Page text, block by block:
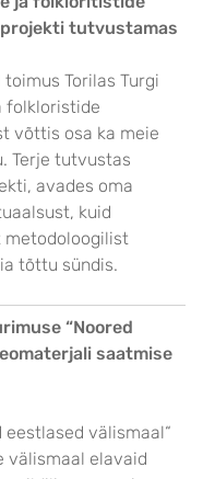
tutvustamas
Torilas Turgi
folkloristide
võttis osa ka meie
Terje tutvustas
avades oma
kuid
tõttu sündis.
“Noored
saatmise
välismaal“
välismaal elavaid